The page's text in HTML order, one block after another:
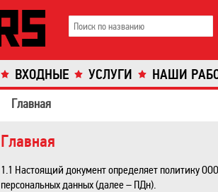
ВХОДНЫЕ УСЛУГИ НАШИ
Главная
Главная
1.1 Настоящий документ определяет политику
персональных данных (далее – ПДн).